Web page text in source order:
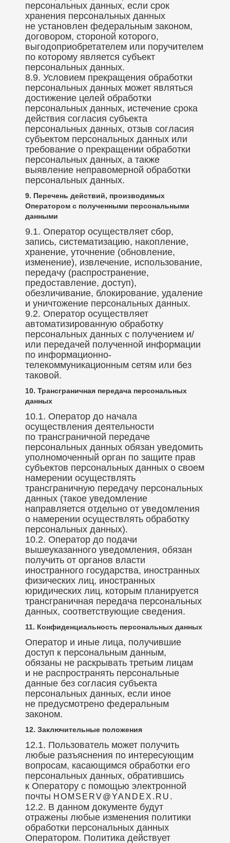
персональных данных, если срок
хранения персональных данных
не установлен федеральным законом,
договором, стороной которого,
выгодоприобретателем или поручителем
по которому является субъект
персональных данных.
8.9. Условием прекращения обработки
персональных данных может являться
достижение целей обработки
персональных данных, истечение срока
действия согласия субъекта
персональных данных, отзыв согласия
субъектом персональных данных или
требование о прекращении обработки
персональных данных, а также
выявление неправомерной обработки
персональных данных.
9. Перечень действий, производимых
Оператором с полученными персональными
данными
9.1. Оператор осуществляет сбор,
запись, систематизацию, накопление,
хранение, уточнение (обновление,
изменение), извлечение, использование,
передачу (распространение,
предоставление, доступ),
обезличивание, блокирование, удаление
и уничтожение персональных данных.
9.2. Оператор осуществляет
автоматизированную обработку
персональных данных с получением и/
или передачей полученной информации
по информационно-
телекоммуникационным сетям или без
таковой.
10. Трансграничная передача персональных
данных
10.1. Оператор до начала
осуществления деятельности
по трансграничной передаче
персональных данных обязан уведомить
уполномоченный орган по защите прав
субъектов персональных данных о своем
намерении осуществлять
трансграничную передачу персональных
данных (такое уведомление
направляется отдельно от уведомления
о намерении осуществлять обработку
персональных данных).
10.2. Оператор до подачи
вышеуказанного уведомления, обязан
получить от органов власти
иностранного государства, иностранных
физических лиц, иностранных
юридических лиц, которым планируется
трансграничная передача персональных
данных, соответствующие сведения.
11. Конфиденциальность персональных данных
Оператор и иные лица, получившие
доступ к персональным данным,
обязаны не раскрывать третьим лицам
и не распространять персональные
данные без согласия субъекта
персональных данных, если иное
не предусмотрено федеральным
законом.
12. Заключительные положения
12.1. Пользователь может получить
любые разъяснения по интересующим
вопросам, касающимся обработки его
персональных данных, обратившись
к Оператору с помощью электронной
почты HOMSERV@YANDEX.RU .
12.2. В данном документе будут
отражены любые изменения политики
обработки персональных данных
Оператором. Политика действует